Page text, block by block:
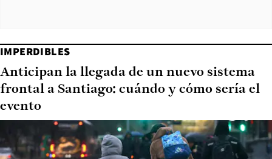
IMPERDIBLES
Anticipan la llegada de un nuevo sistema
frontal a Santiago: cuándo y cómo sería el
evento